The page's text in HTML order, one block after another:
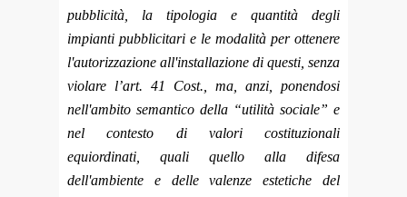
pubblicità, la tipologia e quantità degli
impianti pubblicitari e le modalità per ottenere
l'autorizzazione all'installazione di questi, senza
violare l’art. 41 Cost., ma, anzi, ponendosi
nell'ambito semantico della “utilità sociale” e
nel contesto di valori costituzionali
equiordinati, quali quello alla difesa
dell'ambiente e delle valenze estetiche del